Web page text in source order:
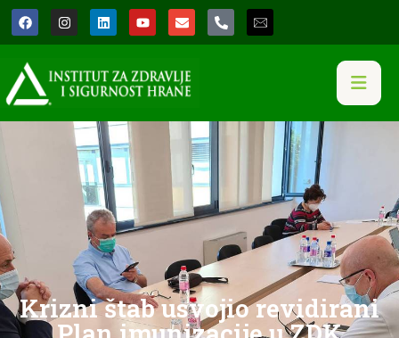
Krizni štab usvojio revidirani